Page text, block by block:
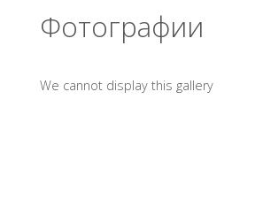
Фотографии
We cannot display this gallery